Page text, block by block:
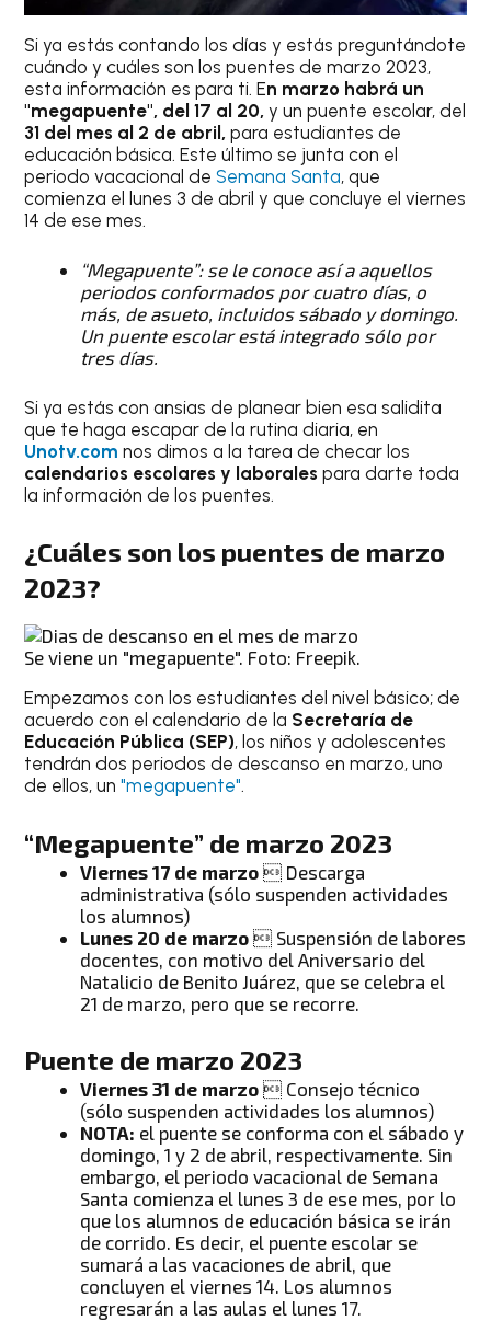
Si ya estás contando los días y estás preguntándote
cuándo y cuáles son los puentes de marzo 2023,
esta información es para ti. En marzo habrá un
"megapuente", del 17 al 20,y un puente escolar, del
31 del mes al 2 de abril, para estudiantes de
educación básica. Este último se junta con el
periodo vacacional deSemana Santa, que
comienza el lunes 3 de abril y que concluye el viernes
14 de ese mes.
“Megapuente”: se le conoce así a aquellos
periodos conformados por cuatro días, o
más, de asueto, incluidos sábado y domingo.
Un puente escolar está integrado sólo por
tres días.
Si ya estás con ansias de planear bien esa salidita
que te haga escapar de la rutina diaria, en
Unotv.com nos dimos a la tarea de checar los
calendarios escolares y laborales para darte toda
la información de los puentes.
¿Cuáles son los puentes de marzo
2023?
Se viene un "megapuente". Foto: Freepik.
Empezamos con los estudiantes del nivel básico; de
acuerdo con el calendario de la Secretaría de
Educación Pública (SEP), los niños y adolescentes
tendrán dos periodos de descanso en marzo, uno
de ellos, un"megapuente".
“Megapuente” de marzo 2023
Viernes 17 de marzo  Descarga
administrativa (sólo suspenden actividades
los alumnos)
Lunes 20 de marzo  Suspensión de labores
docentes, con motivo del Aniversario del
Natalicio de Benito Juárez, que se celebra el
21 de marzo, pero que se recorre.
Puente de marzo 2023
Viernes 31 de marzo  Consejo técnico
(sólo suspenden actividades los alumnos)
NOTA: el puente se conforma con el sábado y
domingo, 1 y 2 de abril, respectivamente. Sin
embargo, el periodo vacacional de Semana
Santa comienza el lunes 3 de ese mes, por lo
que los alumnos de educación básica se irán
de corrido. Es decir, el puente escolar se
sumará a las vacaciones de abril, que
concluyen el viernes 14. Los alumnos
regresarán a las aulas el lunes 17.